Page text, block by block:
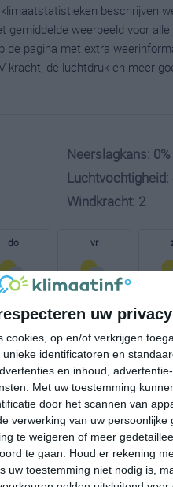
uw privacy
cookies, op en/of verkrijgen
identificatoren en
en inhoud,
Met uw toestemming
door het scannen van
verwerking van uw persoonlijke
te weigeren of meer
te gaan.
Houd er rekening
uw toestemming niet nodig is,
beschrijven
weerbeeld voor alle
de pagina met extra
kracht, de luchtdruk en meer
Neerslagkans: 0%
Luchtvochtigheid:
Windkracht: 2
do vr
22°C 28°C
08:00 11:00
08:00 11:00